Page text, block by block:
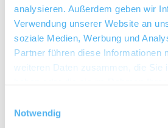
analysieren. Außerdem geben wir
Verwendung unserer Website an
soziale Medien, Werbung und
Partner führen diese Informationen
weiteren Daten zusammen, die Sie
Notwendig
Fachhandel
Winzersekt
Weinexport
Maxime Herkunft Rheinhessen
VDP